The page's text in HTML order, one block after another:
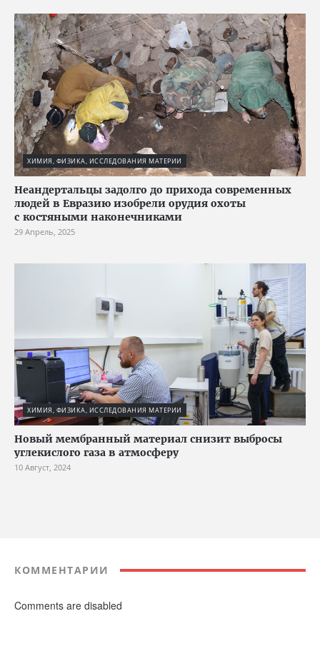
ХИМИЯ, ФИЗИКА, ИССЛЕДОВАНИЯ МАТЕРИИ
Неандертальцы задолго до прихода современных
людей в Евразию изобрели орудия охоты
с костяными наконечниками
29 Апрель, 2025
ХИМИЯ, ФИЗИКА, ИССЛЕДОВАНИЯ МАТЕРИИ
Новый мембранный материал снизит выбросы
углекислого газа в атмосферу
10 Август, 2024
КОММЕНТАРИИ
Comments are disabled